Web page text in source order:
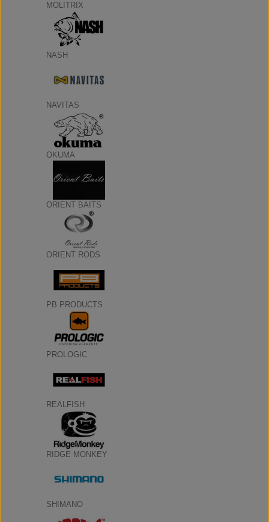
MOLITRIX
NASH
NAVITAS
OKUMA
ORIENT BAITS
ORIENT RODS
PB PRODUCTS
PROLOGIC
REALFISH
RIDGE MONKEY
SHIMANO